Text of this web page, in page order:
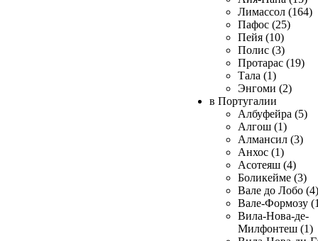
Лимассол (164)
Пафос (25)
Пейя (10)
Полис (3)
Протарас (19)
Тала (1)
Энгоми (2)
в Португалии
Албуфейра (5)
Алгош (1)
Алмансил (3)
Анхос (1)
Асотеяш (4)
Боликейме (3)
Вале до Лобо (4)
Вале-Формозу
Вила-Нова-де-
Милфонтеш (1)